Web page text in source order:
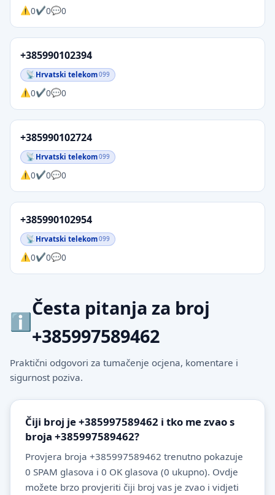
0 0 0
+385990102394
Hrvatski telekom099
0 0 0
+385990102724
Hrvatski telekom099
0 0 0
+385990102954
Hrvatski telekom099
0 0 0
Česta pitanja za broj
+385997589462
Praktični odgovori za tumačenje ocjena, komentare i
sigurnost poziva.
Čiji broj je +385997589462 i tko me zvao s
broja +385997589462?
Provjera broja +385997589462 trenutno pokazuje
0 SPAM glasova i 0 OK glasova (0 ukupno). Ovdje
možete brzo provjeriti čiji broj vas je zvao i vidjeti